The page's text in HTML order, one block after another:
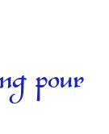
pour